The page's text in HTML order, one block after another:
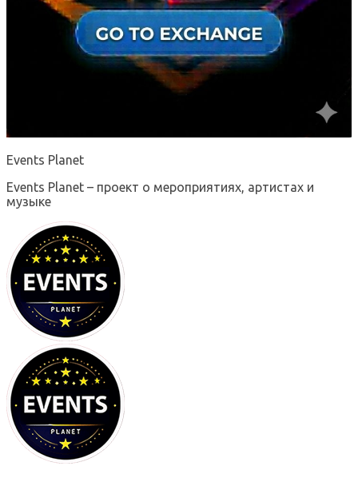
Events Planet
Events Planet – проект о мероприятиях, артистах и
музыке